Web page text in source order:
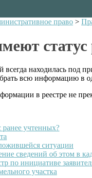
право >
находилась под
всю информацию в
в реестре не
ранее учтенных?
ситуации
сведений об этом в
по инициативе
участка